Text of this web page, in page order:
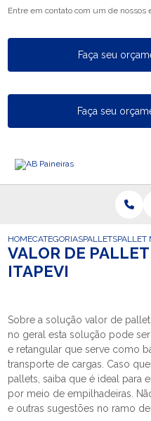
Entre em contato com um de nossos
Faça seu
Faça seu
HOMECATEGORIASPALLETSPALLET
VALOR DE
ITAPEVI
Sobre a solução valor de
no geral esta solução pode
e retangular que serve como
transporte de cargas. Caso
pallets, saiba que é ideal para
por meio de empilhadeiras.
e outras sugestões no ramo